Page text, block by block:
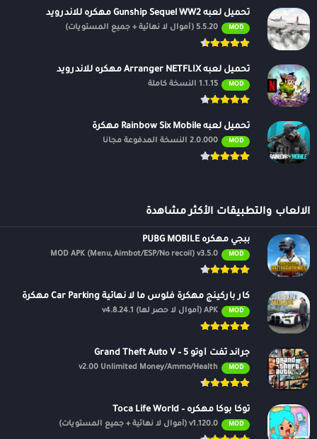
تحميل لعبه Gunship Sequel WW2 مهكره للاندرويد
MOD 5.5.20 (أموال لا نهائية + جميع المستويات)
تحميل لعبه Arranger NETFLIX مهكره للاندرويد
MOD 1.1.15 النسخة كاملة
تحميل لعبه Rainbow Six Mobile مهكرة
MOD 2.0.000 النسخة المدفوعة مجانًا
الالعاب والتطبيقات الأكثر مشاهدة
ببجي مهكره PUBG MOBILE
MOD
MOD APK (Menu, Aimbot/ESP/No recoil) v3.5.0
كار باركينج مهكرة فلوس ما لا نهائية Car Parking مهكرة
MOD APK (أموال لا حصر لها) v4.8.24.1
جراند ثفت أوتو 5 – Grand Theft Auto V
MOD
v2.00 Unlimited Money/Ammo/Health
توكا بوكا مهكره – Toca Life World
MOD v1.120.0 (أموال لا نهائية + جميع المستويات)